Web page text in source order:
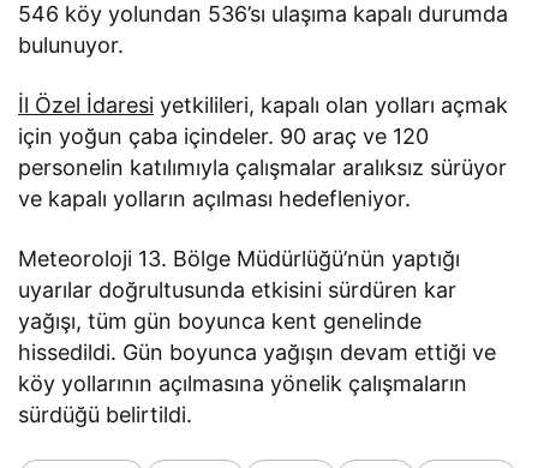
546 köy yolundan 536’sı ulaşıma kapalı durumda
bulunuyor.
İl Özel İdaresi yetkilileri, kapalı olan yolları açmak
için yoğun çaba içindeler. 90 araç ve 120
personelin katılımıyla çalışmalar aralıksız sürüyor
ve kapalı yolların açılması hedefleniyor.
Meteoroloji 13. Bölge Müdürlüğü’nün yaptığı
uyarılar doğrultusunda etkisini sürdüren kar
yağışı, tüm gün boyunca kent genelinde
hissedildi. Gün boyunca yağışın devam ettiği ve
köy yollarının açılmasına yönelik çalışmaların
sürdüğü belirtildi.